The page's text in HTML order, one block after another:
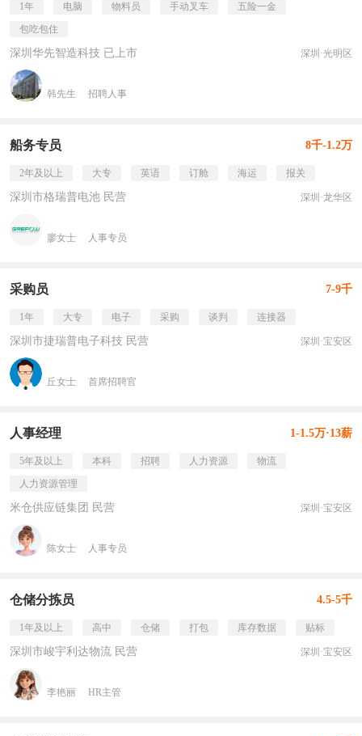
1年 电脑 物料员 手动叉车
五险一金
包吃包住
深圳华先智造科技 已上市 深圳·光明区
韩先生 招聘人事
船务专员 8千-1.2万
2年及以上 大专 英语 订舱 海运 报关
深圳市格瑞普电池 民营 深圳·龙华区
廖女士 人事专员
采购员 7-9千
1年 大专 电子 采购 谈判 连接器
深圳市捷瑞普电子科技 民营 深圳·宝安区
丘女士 首席招聘官
人事经理 1-1.5万·13薪
5年及以上 本科 招聘 人力资源
物流
人力资源管理
米仓供应链集团 民营 深圳·宝安区
陈女士 人事专员
仓储分拣员 4.5-5千
1年及以上 高中 仓储 打包 库存数据 贴标
深圳市峻宇利达物流 民营 深圳·宝安区
李艳丽 HR主管